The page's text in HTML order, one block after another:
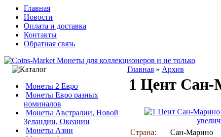
Главная
Новости
Оплата и доставка
Контакты
Обратная связь
Монеты 2 Евро
Монеты Евро разных
номиналов
Монеты Австралии, Новой
Зеландии, Океании
Монеты Азии
Главная » Архив
1 Цент Сан-
Страна:
Сан-Марино